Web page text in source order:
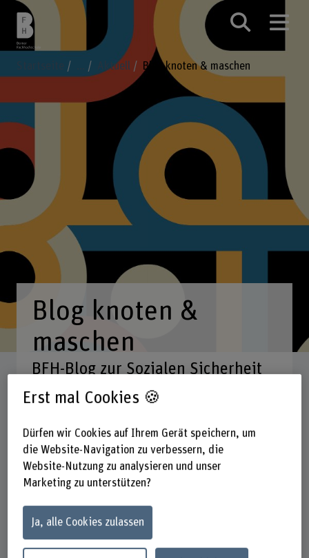
Aktuell Blog knoten & maschen
Blog knoten &
maschen
BFH-Blog zur Sozialen Sicherheit
Suchbegriff eingeben
Rubriken Fachgebiete
290 Suchresultate
Erst mal Cookies 🍪
Dürfen wir Cookies auf Ihrem Gerät speichern, um
die Website-Navigation zu verbessern, die
Website-Nutzung zu analysieren und unser
Marketing zu unterstützen?
Ja, alle Cookies zulassen